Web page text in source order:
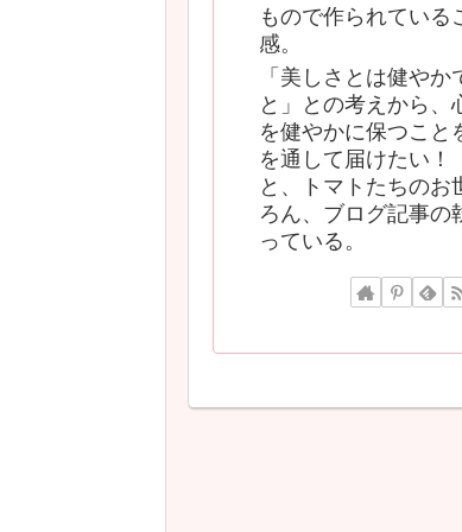
もので作られている
感。
「美しさとは健やか
と」との考えから、
を健やかに保つこと
を通して届けたい！
と、トマトたちのお
ろん、ブログ記事の
っている。